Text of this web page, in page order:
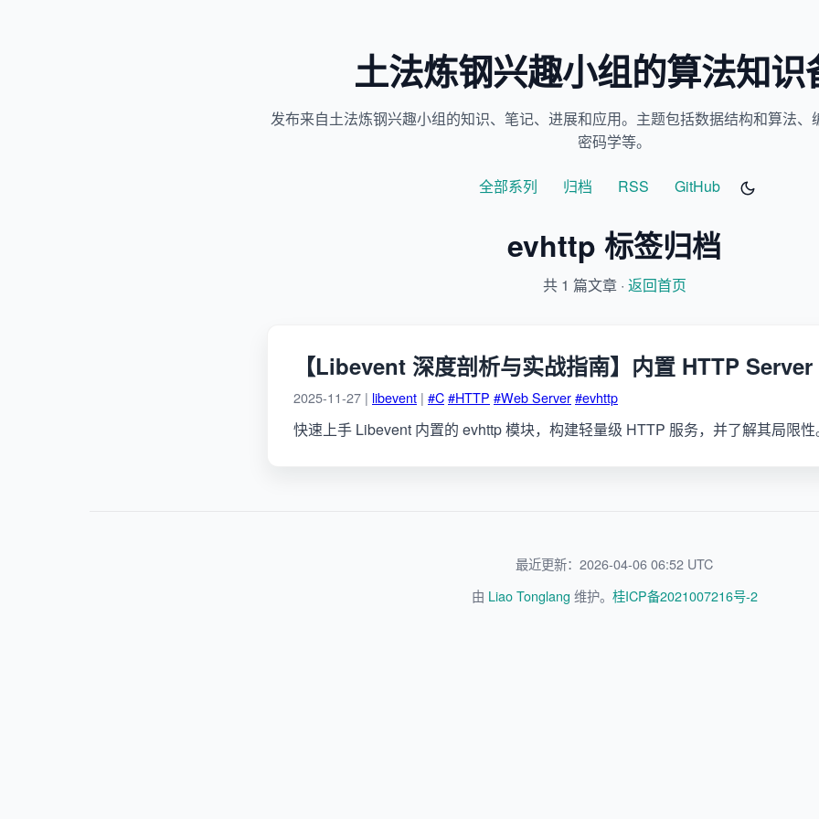
土法炼钢兴趣小组的算法知识
发布来自土法炼钢兴趣小组的知识、笔记、进展和应用。主题包括数据结构和算法、
密码学等。
全部系列 归档 RSS GitHub
evhttp 标签归档
共 1 篇文章 · 返回首页
【Libevent 深度剖析与实战指南】内置 HTTP
2025-11-27 | libevent | #C#HTTP #Web Server#evhttp
快速上手 Libevent 内置的 evhttp 模块，构建轻量级 HTTP 服务，并了解其局限
最近更新：2026-04-06 06:52 UTC
由 Liao Tonglang 维护。 桂ICP备2021007216号-2